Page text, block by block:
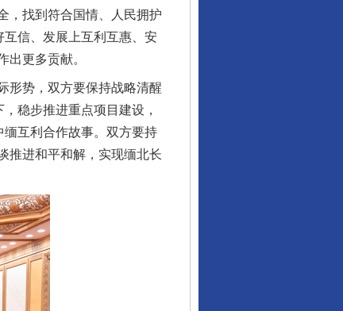
，找到符合国情、人民拥护
互信、发展上互利互惠、安
更多贡献。
势，双方要保持战略清醒
稳步推进重点项目建设，
缅互利合作故事。双方要持
推进和平和解，实现缅北长